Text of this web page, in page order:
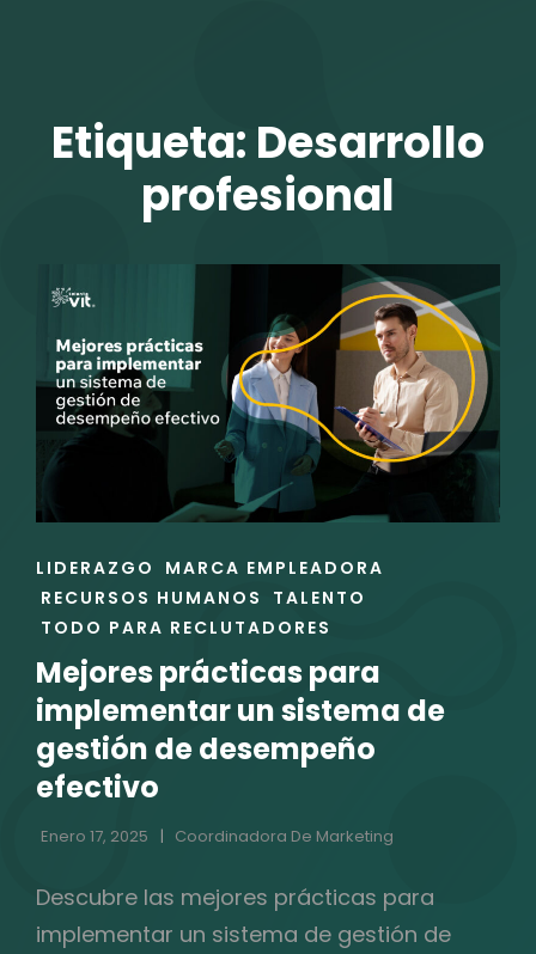
Etiqueta: Desarrollo
profesional
ENLACES
DE
LAS
CATEGORÍAS
LIDERAZGO
MARCA EMPLEADORA
RECURSOS HUMANOS
TALENTO
TODO PARA RECLUTADORES
Mejores prácticas para
implementar un sistema de
gestión de desempeño
efectivo
Enero 17, 2025 Coordinadora De Marketing
Descubre las mejores prácticas para
implementar un sistema de gestión de